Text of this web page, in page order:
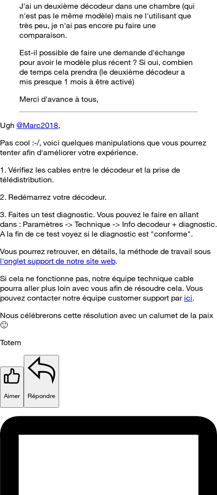
J'ai un deuxième décodeur dans une chambre (qui
n'est pas le même modèle) mais ne l'utilisant que
très peu, je n'ai pas encore pu faire une
comparaison.
Est-il possible de faire une demande d'échange
pour avoir le modèle plus récent ? Si oui, combien
de temps cela prendra (le deuxième décodeur a
mis presque 1 mois à être activé)
Merci d'avance à tous,
Ugh @Marc2018,
Pas cool :-/, voici quelques manipulations que vous pourrez
tenter afin d'améliorer votre expérience.
1. Vérifiez les cables entre le décodeur et la prise de
télédistribution.
2. Redémarrez votre décodeur.
3. Faites un test diagnostic. Vous pouvez le faire en allant
dans : Paramètres -> Technique -> Info decodeur + diagnostic.
A la fin de ce test voyez si le diagnostic est "conforme".
Vous pourrez retrouver, en détails, la méthode de travail sous
l'onglet support de notre site web.
Si cela ne fonctionne pas, notre équipe technique cable
pourra aller plus loin avec vous afin de résoudre cela. Vous
pouvez contacter notre équipe customer support par ici.
Nous célébrerons cette résolution avec un calumet de la paix
🙂
Totem
Aimer Répondre